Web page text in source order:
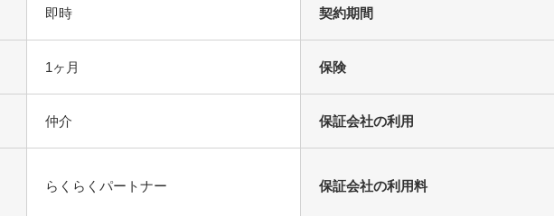
即時 契約期間
1ヶ月 保険
仲介 保証会社の利用
らくらくパートナー 保証会社の利用料